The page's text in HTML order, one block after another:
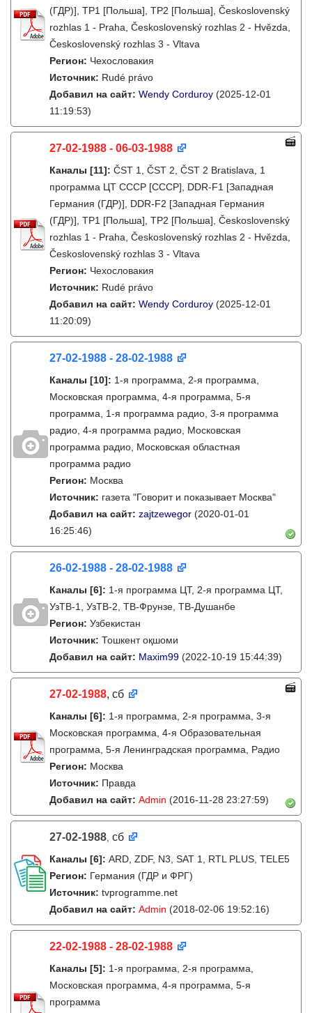
(ГДР)], TP1 [Польша], TP2 [Польша], Československý
rozhlas 1 - Praha, Československý rozhlas 2 - Hvězda,
Československý rozhlas 3 - Vltava
Регион: Чехословакия
Источник: Rudé právo
Добавил на сайт: Wendy Corduroy (2025-12-01
11:19:53)
27-02-1988 - 06-03-1988
Каналы [11]: ČST 1, ČST 2, ČST 2 Bratislava, 1
программа ЦТ СССР [СССР], DDR-F1 [Западная
Германия (ГДР)], DDR-F2 [Западная Германия
(ГДР)], TP1 [Польша], TP2 [Польша], Československý
rozhlas 1 - Praha, Československý rozhlas 2 - Hvězda,
Československý rozhlas 3 - Vltava
Регион: Чехословакия
Источник: Rudé právo
Добавил на сайт: Wendy Corduroy (2025-12-01
11:20:09)
27-02-1988 - 28-02-1988
Каналы [10]: 1-я программа, 2-я программа,
Московская программа, 4-я программа, 5-я
программа, 1-я программа радио, 3-я программа
радио, 4-я программа радио, Московская
программа радио, Московская областная
программа радио
Регион: Москва
Источник: газета "Говорит и показывает Москва"
Добавил на сайт: zajtzewegor (2020-01-01
16:25:46)
26-02-1988 - 28-02-1988
Каналы [6]: 1-я программа ЦТ, 2-я программа ЦТ,
УзТВ-1, УзТВ-2, ТВ-Фрунзе, ТВ-Душанбе
Регион: Узбекистан
Источник: Тошкент оқшоми
Добавил на сайт: Maxim99 (2022-10-19 15:44:39)
27-02-1988, сб
Каналы [6]: 1-я программа, 2-я программа, 3-я
Московская программа, 4-я Образовательная
программа, 5-я Ленинградская программа, Радио
Регион: Москва
Источник: Правда
Добавил на сайт: Admin (2016-11-28 23:27:59)
27-02-1988, сб
Каналы [6]: ARD, ZDF, N3, SAT 1, RTL PLUS, TELE5
Регион: Германия (ГДР и ФРГ)
Источник: tvprogramme.net
Добавил на сайт: Admin (2018-02-06 19:52:16)
22-02-1988 - 28-02-1988
Каналы [5]: 1-я программа, 2-я программа,
Московская программа, 4-я программа, 5-я
программа